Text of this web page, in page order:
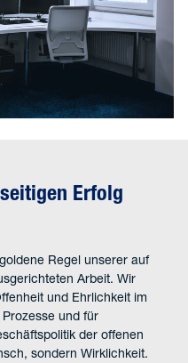
Erfolg
Regel unserer auf
Arbeit. Wir
und Ehrlichkeit im
und für
der offenen
sondern Wirklichkeit.